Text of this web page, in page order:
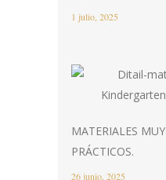
1 julio, 2025
MATERIALES
PRÁCTICOS.
26 junio, 2025